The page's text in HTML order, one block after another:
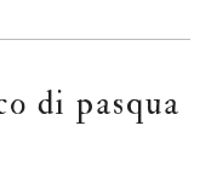
di pasqua